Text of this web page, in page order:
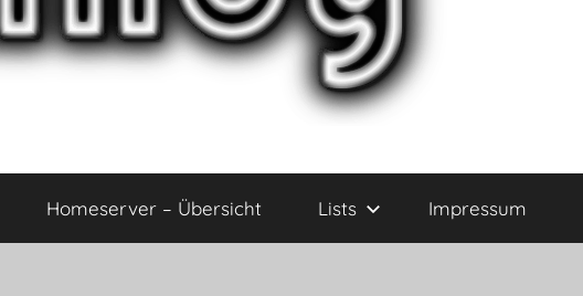
Homeserver – Übersicht Lists Impressum